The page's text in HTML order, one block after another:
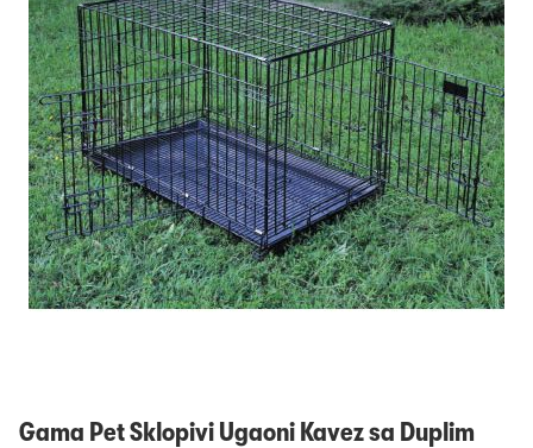
Prijavi se
Gama Pet Sklopivi Ugaoni Kavez sa Duplim